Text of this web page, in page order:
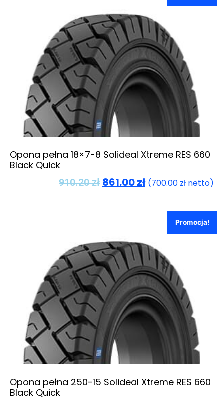
Opona pełna 18×7-8 Solideal Xtreme RES 660
Black Quick
910.20zł 861.00zł (700.00 zł netto)
Promocja!
Opona pełna 250-15 Solideal Xtreme RES 660
Black Quick